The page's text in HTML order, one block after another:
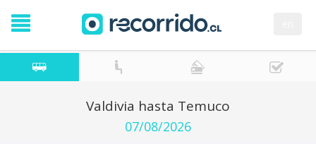
Valdivia hasta Temuco
07/08/2026